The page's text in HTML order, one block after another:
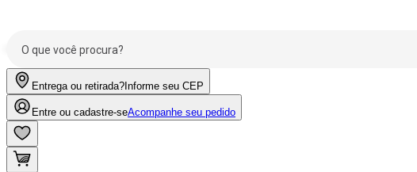
Entrega ou retirada? Informe seu CEP
Entre ou cadastre-seAcompanhe seu pedido